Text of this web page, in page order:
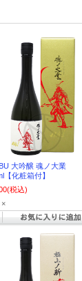
大吟醸 魂ノ大業
【化粧箱付】
(税込)
×